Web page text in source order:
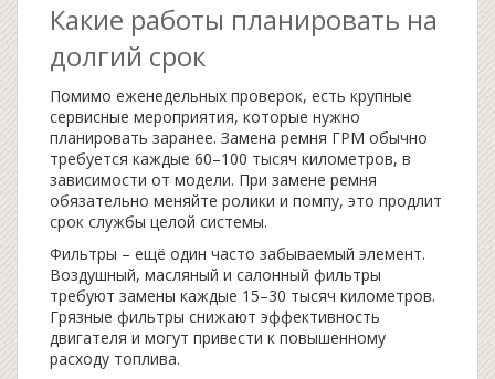
Какие работы планировать на
долгий срок
Помимо еженедельных проверок, есть крупные
сервисные мероприятия, которые нужно
планировать заранее. Замена ремня ГРМ обычно
требуется каждые 60–100 тысяч километров, в
зависимости от модели. При замене ремня
обязательно меняйте ролики и помпу, это продлит
срок службы целой системы.
Фильтры – ещё один часто забываемый элемент.
Воздушный, масляный и салонный фильтры
требуют замены каждые 15–30 тысяч километров.
Грязные фильтры снижают эффективность
двигателя и могут привести к повышенному
расходу топлива.